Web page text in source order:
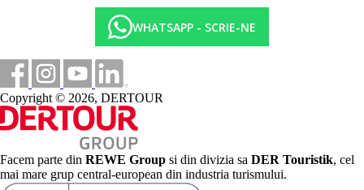
WHATSAPP - SCRIE-NE
Copyright © 2026, DERTOUR
Facem parte din REWE Group si din divizia sa DER Touristik, cel
mai mare grup central-european din industria turismului.